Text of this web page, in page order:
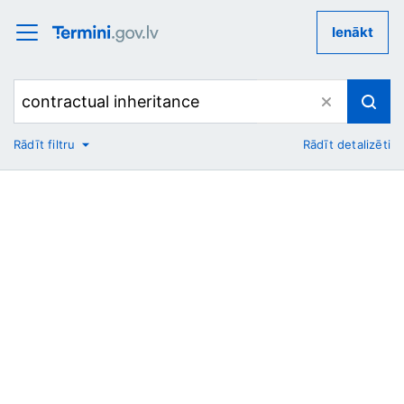
Ienākt
No
Rādīt filtru Rādīt detalizēti